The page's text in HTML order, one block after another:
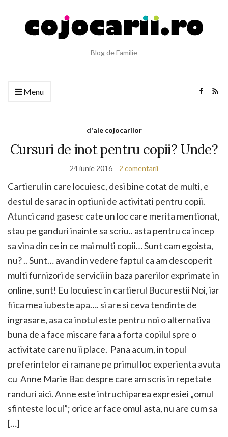
Blog de Familie
Menu
d'ale cojocarilor
Cursuri de inot pentru copii? Unde?
24 iunie 2016 2 comentarii
Cartierul in care locuiesc, desi bine cotat de multi, e
destul de sarac in optiuni de activitati pentru copii.
Atunci cand gasesc cate un loc care merita mentionat,
stau pe ganduri inainte sa scriu.. asta pentru ca incep
sa vina din ce in ce mai multi copii… Sunt cam egoista,
nu? .. Sunt… avand in vedere faptul ca am descoperit
multi furnizori de servicii in baza parerilor exprimate in
online, sunt! Eu locuiesc in cartierul Bucurestii Noi, iar
fiica mea iubeste apa…. si are si ceva tendinte de
ingrasare, asa ca inotul este pentru noi o alternativa
buna de a face miscare fara a forta copilul spre o
activitate care nu ii place. Pana acum, in topul
preferintelor ei ramane pe primul loc experienta avuta
cu Anne Marie Bac despre care am scris in repetate
randuri aici. Anne este intruchiparea expresiei „omul
sfinteste locul”; orice ar face omul asta, nu are cum sa
[…]